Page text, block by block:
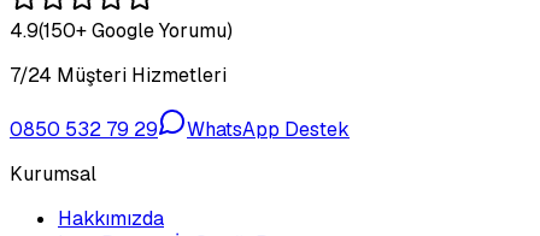
4.9(150+ Google Yorumu)
7/24 Müşteri Hizmetleri
0850 532 79 29
WhatsApp Destek
Kurumsal
Hakkımızda